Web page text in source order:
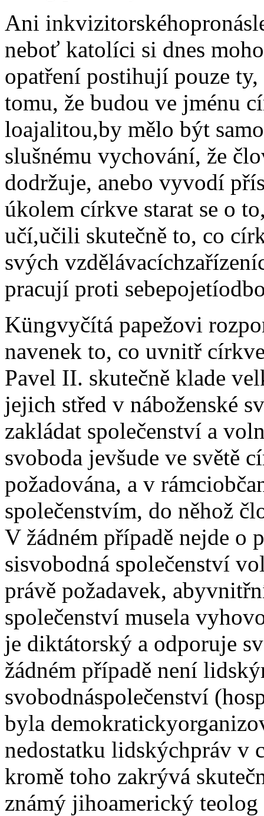
Ani
neboť katolíci si dnes
opatření postihují pouze
tomu, že budou ve jménu
loajalitou,by mělo být
slušnému vychování, že
dodržuje, anebo vyvodí
úkolem církve starat se o
učí,učili skutečně to, co
svých
pracují proti
Küngvyčítá papežovi
navenek to, co uvnitř
Pavel II. skutečně klade
jejich střed v náboženské
zakládat společenství a
svoboda jevšude ve světě
požadována, a v
společenstvím, do něhož
V žádném případě nejde o
sisvobodná společenství
právě požadavek,
společenství musela
je diktátorský a odporuje
žádném případě není
svobodnáspolečenství
byla
nedostatku lidskýchpráv v
kromě toho zakrývá
známý jihoamerický